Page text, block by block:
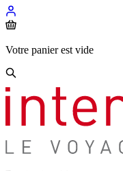
Votre panier est vide